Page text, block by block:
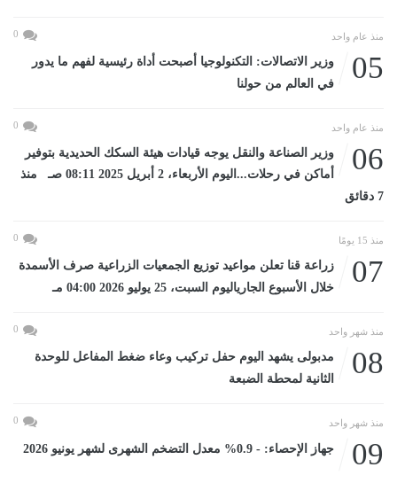
منذ عام واحد 0
05
وزير الاتصالات: التكنولوجيا أصبحت أداة رئيسية لفهم ما يدور
في العالم من حولنا
منذ عام واحد 0
06
وزير الصناعة والنقل يوجه قيادات هيئة السكك الحديدية بتوفير
أماكن في رحلات...اليوم الأربعاء، 2 أبريل 2025 08:11 صـ منذ
7 دقائق
منذ 15 يومًا 0
07
زراعة قنا تعلن مواعيد توزيع الجمعيات الزراعية صرف الأسمدة
خلال الأسبوع الجارياليوم السبت، 25 يوليو 2026 04:00 مـ
منذ شهر واحد 0
08
مدبولى يشهد اليوم حفل تركيب وعاء ضغط المفاعل للوحدة
الثانية لمحطة الضبعة
منذ شهر واحد 0
09 جهاز الإحصاء: - 0.9% معدل التضخم الشهرى لشهر يونيو 2026